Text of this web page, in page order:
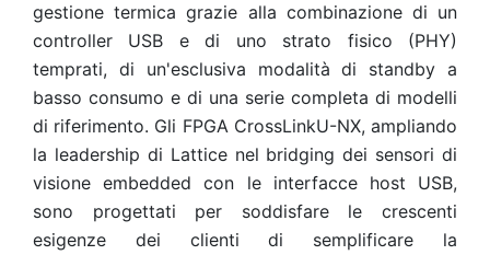
gestione termica grazie alla combinazione di un
controller USB e di uno strato fisico (PHY)
temprati, di un'esclusiva modalità di standby a
basso consumo e di una serie completa di modelli
di riferimento. Gli FPGA CrossLinkU-NX, ampliando
la leadership di Lattice nel bridging dei sensori di
visione embedded con le interfacce host USB,
sono progettati per soddisfare le crescenti
esigenze dei clienti di semplificare la